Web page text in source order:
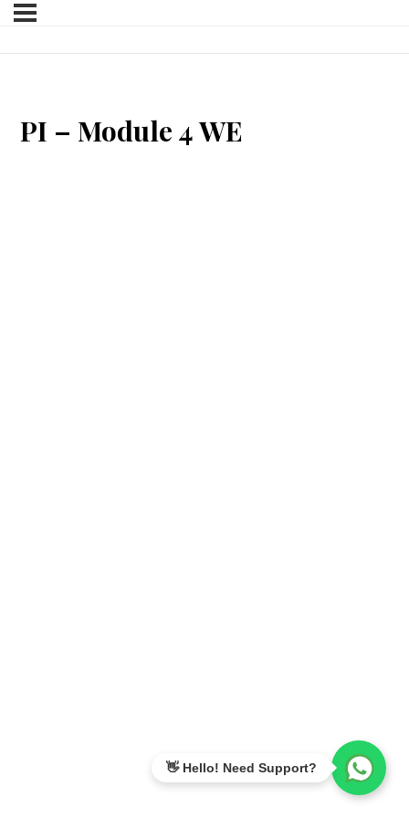
PI – Module 4 WE